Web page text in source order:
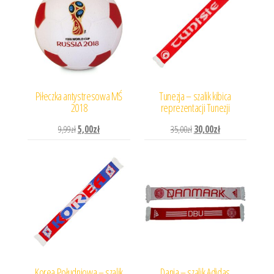
Piłeczka antystresowa MŚ
2018
9,99złPierwotna cena wynosiła: 9,99zł.
5,00złAktualna cena wynosi: 5,00zł.
Tunezja – szalik kibica
reprezentacji Tunezji
35,00zł Pierwotna cena wynosiła:
30,00złAktualna cena